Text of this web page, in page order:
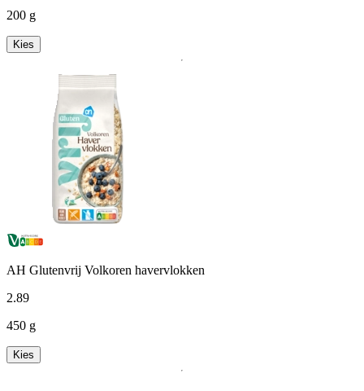
200 g
Kies
AH Glutenvrij Volkoren havervlokken
2.89
450 g
Kies